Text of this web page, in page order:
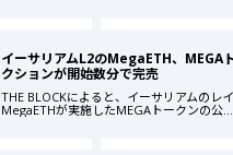
イーサリアムL2のMegaETH、MEGA
クションが開始数分で完売
THE BLOCKによると、イーサリアムのレ
MegaETHが実施したMEGAトークンの公...